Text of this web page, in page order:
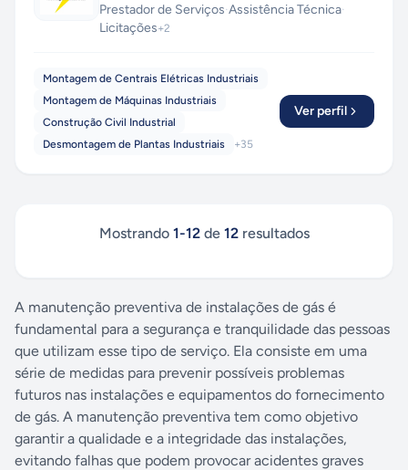
Prestador de Serviços·Assistência Técnica·
Licitações+2
Montagem de Centrais Elétricas Industriais
Montagem de Máquinas Industriais
Construção Civil Industrial
Desmontagem de Plantas Industriais
+35
Ver perfil
Mostrando 1-12de 12resultados
A manutenção preventiva de instalações de gás é
fundamental para a segurança e tranquilidade das pessoas
que utilizam esse tipo de serviço. Ela consiste em uma
série de medidas para prevenir possíveis problemas
futuros nas instalações e equipamentos do fornecimento
de gás. A manutenção preventiva tem como objetivo
garantir a qualidade e a integridade das instalações,
evitando falhas que podem provocar acidentes graves